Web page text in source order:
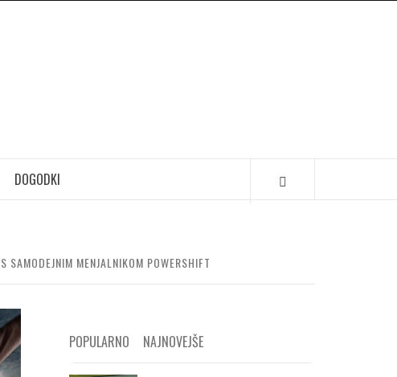
DOGODKI
MENJALNIKOM POWERSHIFT
POPULARNO NAJNOVEJŠE